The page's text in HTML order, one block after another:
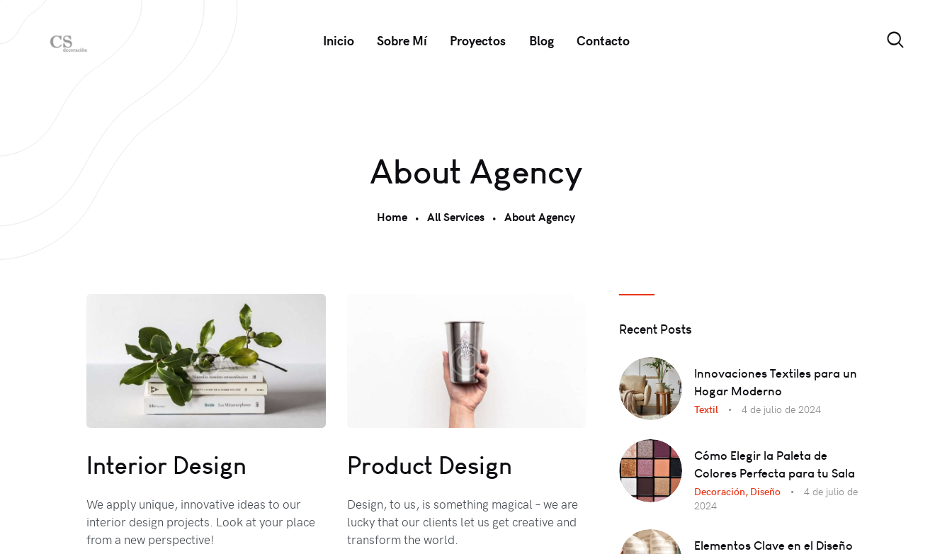
Inicio Sobre Mí Proyectos Blog Contacto
About Agency
Home All Services About Agency
Interior Design
We apply unique, innovative ideas to our
interior design projects. Look at your place
from a new perspective!
Product Design
Design, to us, is something magical – we are
lucky that our clients let us get creative and
transform the world.
Recent Posts
Innovaciones Textiles para un
Hogar Moderno
Textil 4 de julio de 2024
Cómo Elegir la Paleta de
Colores Perfecta para tu Sala
Decoración, Diseño
4 de julio de
2024
Elementos Clave en el Diseño